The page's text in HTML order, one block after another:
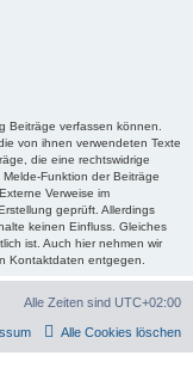
Beiträge verfassen können.
von ihnen verwendeten Texte
die eine rechtswidrige
Funktion der Beiträge
Verweise im
geprüft. Allerdings
keinen Einfluss. Gleiches
ist. Auch hier nehmen wir
Kontaktdaten entgegen.
Alle Zeiten sind UTC+02:00
Alle Cookies löschen